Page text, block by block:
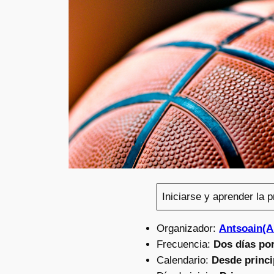
Iniciarse y aprender la
Organizador:
Frecuencia: Dos días
Calendario: Desde